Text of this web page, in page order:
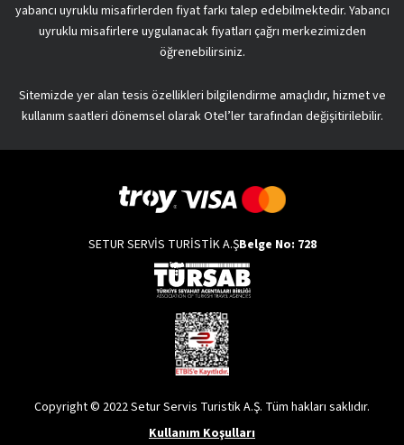
yabancı uyruklu misafirlerden fiyat farkı talep edebilmektedir. Yabancı
uyruklu misafirlere uygulanacak fiyatları çağrı merkezimizden
öğrenebilirsiniz.
Sitemizde yer alan tesis özellikleri bilgilendirme amaçlıdır, hizmet ve
kullanım saatleri dönemsel olarak Otel’ler tarafından değişitirilebilir.
SETUR SERVİS TURİSTİK A.ŞBelge No: 728
Copyright © 2022 Setur Servis Turistik A.Ş. Tüm hakları saklıdır.
Kullanım Koşulları